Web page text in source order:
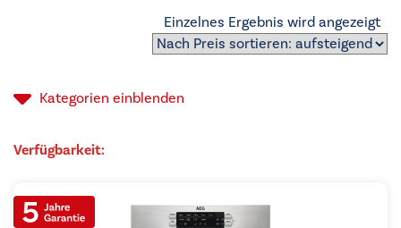
Einzelnes Ergebnis wird angezeigt
Kategorien einblenden
Verfügbarkeit: